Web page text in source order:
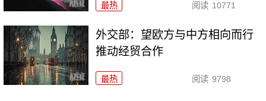
最热 阅读 10771
外交部：望欧方与中方相向而行
推动经贸合作
最热 阅读 9798